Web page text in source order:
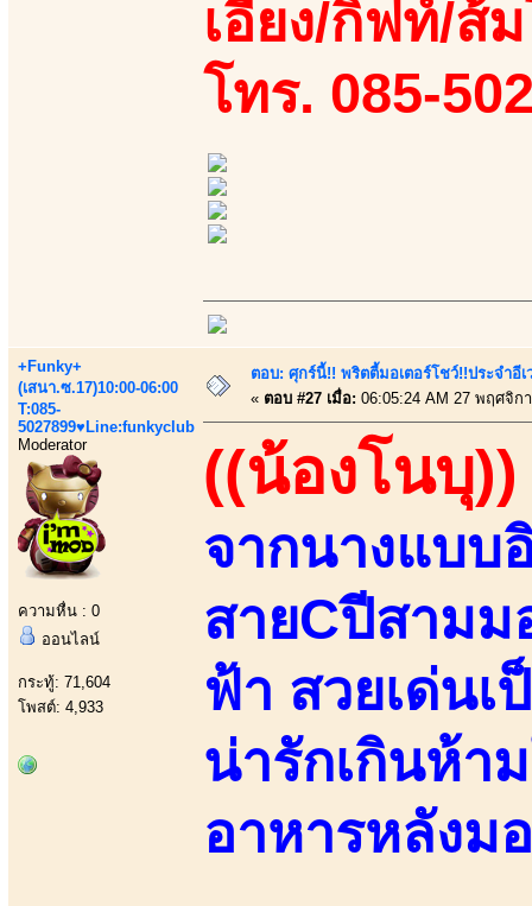
เอี้ยง/กิฟท์/ส้
โทร. 085-
+Funky+
(เสนา.ซ.17)10:00-06:00
T:085-
5027899♥Line:funkyclub
Moderator
ความหื่น : 0
ออนไลน์
กระทู้: 71,604
โพสต์: 4,933
ตอบ: ศุกร์นี้!! พริตตี้มอเตอร์โชว์!!ประจำอี
« ตอบ #27 เมื่อ: 06:05:24 AM 27 พฤศจิก
((น้องโนบุ))
จากนางแบบ
สายCปีสาม
ฟ้า สวยเด่นเ
น่ารักเกินห้า
อาหารหลังม